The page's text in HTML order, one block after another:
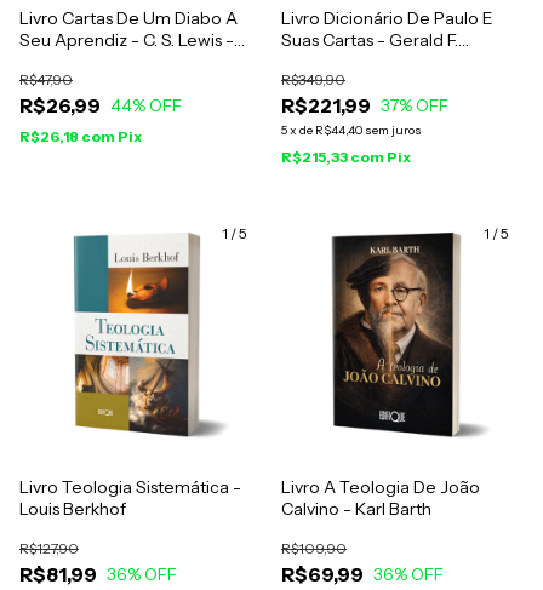
Livro Cartas De Um Diabo A
Seu Aprendiz - C. S. Lewis -
R$26,99
R$47,90
44% OFF
R$26,18 com Pix
Livro Dicionário De Paulo E
Suas Cartas - Gerald F.
Daniel G. Reid
R$221,99
R$349,90
37% OFF
5x de R$44,40 sem juros
R$215,33 com Pix
1 /5
Livro Teologia Sistemática -
Louis Berkhof
R$81,99
R$127,90
36% OFF
1 /5
Livro A Teologia De João
Calvino - Karl Barth
R$69,99
R$109,90
36% OFF